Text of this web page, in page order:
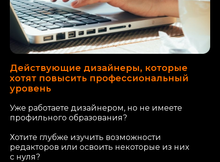
Действующие дизайнеры, которые
хотят повысить профессиональный
уровень
Уже работаете дизайнером, но не имеете
профильного образования?
Хотите глубже изучить возможности
редакторов или освоить некоторые из них
с нуля?